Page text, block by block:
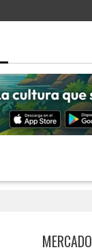
MERCADO